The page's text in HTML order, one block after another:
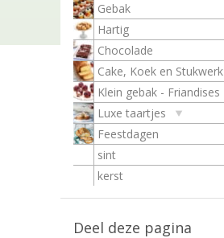
Gebak
Hartig
Chocolade
Cake, Koek en Stukwerk
Klein gebak - Friandises
Luxe taartjes
Feestdagen
sint
kerst
Deel deze pagina